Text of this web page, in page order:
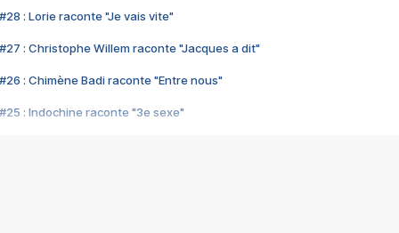
#28 : Lorie raconte "Je vais vite"
#27 : Christophe Willem raconte "Jacques a dit"
#26 : Chimène Badi raconte "Entre nous"
#25 : Indochine raconte "3e sexe"